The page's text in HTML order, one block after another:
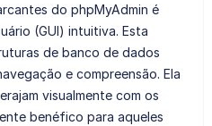
do phpMyAdmin é
(GUI) intuitiva. Esta
de banco de dados
e compreensão. Ela
visualmente com os
benéfico para aqueles